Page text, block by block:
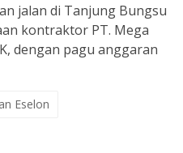
jalan di Tanjung Bungsu
kontraktor PT. Mega
dengan pagu anggaran
Eselon